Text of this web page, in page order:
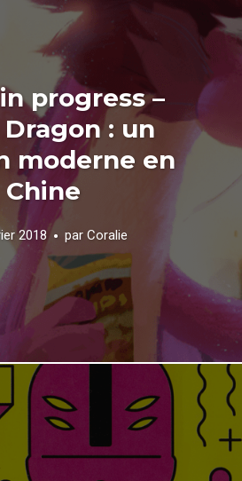
progress –
: un
moderne en
Chine
2018 par Coralie